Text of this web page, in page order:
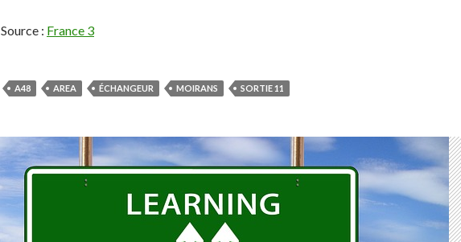
Source : France 3
A48 AREA ÉCHANGEUR MOIRANS SORTIE 11